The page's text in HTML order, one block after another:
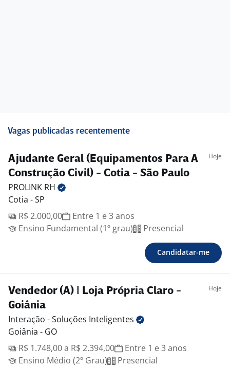
Vagas publicadas recentemente
Ajudante Geral (Equipamentos Para A
Construção Civil) - Cotia - São Paulo
Hoje
PROLINK RH
Cotia - SP
R$ 2.000,00
Entre 1 e 3 anos
Ensino Fundamental (1º grau)
Presencial
Candidatar-me
Vendedor (A) | Loja Própria Claro -
Goiânia
Hoje
Interação - Soluções Inteligentes
Goiânia - GO
R$ 1.748,00 a R$ 2.394,00
Entre 1 e 3 anos
Ensino Médio (2º Grau)
Presencial